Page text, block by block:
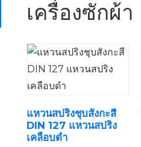
เครื่องซักผ้า
แหวนสปริงชุบสังกะสี
DIN 127 แหวนสปริง
เคลือบดำ